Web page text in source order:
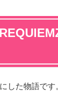
にした物語です